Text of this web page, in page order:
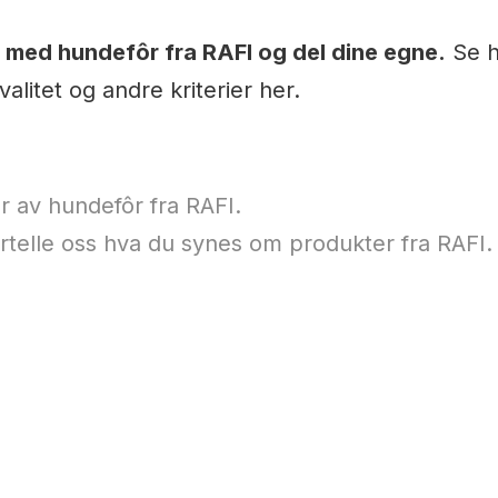
hundefôr fra RAFI og del dine egne. Se
og andre kriterier her.
av hundefôr fra RAFI.
oss hva du synes om produkter fra RAFI.